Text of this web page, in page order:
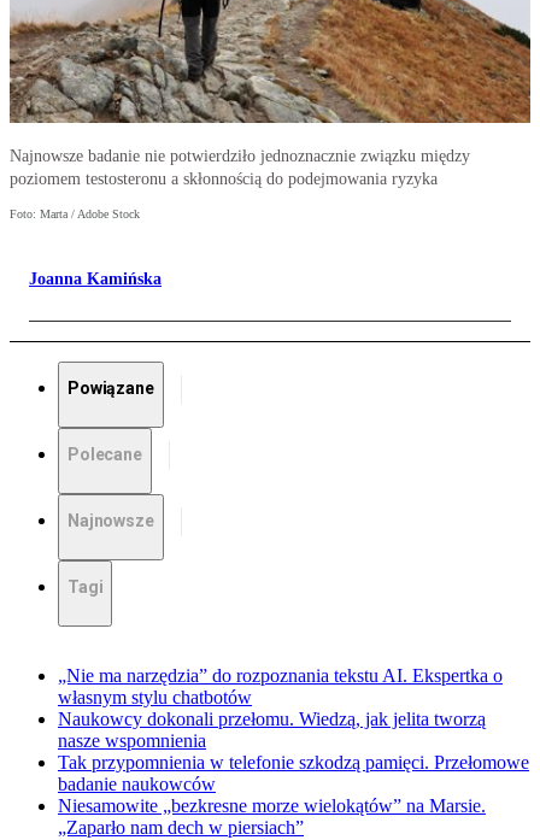
Najnowsze badanie nie potwierdziło jednoznacznie związku między
poziomem testosteronu a skłonnością do podejmowania ryzyka
Foto: Marta / Adobe Stock
Joanna Kamińska
Powiązane
Polecane
Najnowsze
Tagi
„Nie ma narzędzia” do rozpoznania tekstu AI. Ekspertka o
własnym stylu chatbotów
Naukowcy dokonali przełomu. Wiedzą, jak jelita tworzą
nasze wspomnienia
Tak przypomnienia w telefonie szkodzą pamięci. Przełomowe
badanie naukowców
Niesamowite „bezkresne morze wielokątów” na Marsie.
„Zaparło nam dech w piersiach”